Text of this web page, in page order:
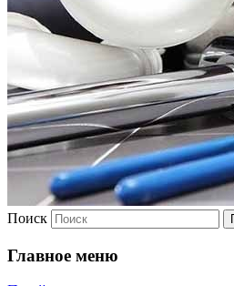
Поиск
Главное меню